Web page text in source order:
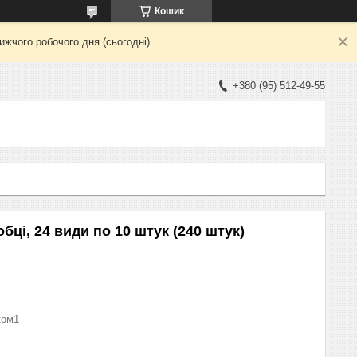
Кошик
робочого дня (сьогодні).
+380 (95) 512-49-55
24 види по 10 штук (240 штук)